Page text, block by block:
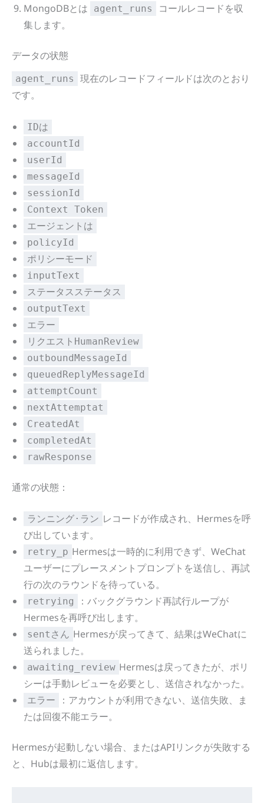
MongoDBとは
agent_runs
コールレコードを収
集します。
データの状態
agent_runs
現在のレコードフィールドは次のとおり
です。
IDは
accountId
userId
messageId
sessionId
Context Token
エージェントは
policyId
ポリシーモード
inputText
ステータスステータス
outputText
エラー
リクエストHumanReview
outboundMessageId
queuedReplyMessageId
attemptCount
nextAttemptat
CreatedAt
completedAt
rawResponse
通常の状態：
ランニング·ラン レコードが作成され、Hermesを呼
び出しています。
retry_p Hermesは一時的に利用できず、WeChat
ユーザーにプレースメントプロンプトを送信し、再試
行の次のラウンドを待っている。
retrying
：バックグラウンド再試行ループが
Hermesを再呼び出します。
sentさん Hermesが戻ってきて、結果はWeChatに
送られました。
awaiting_review Hermesは戻ってきたが、ポリ
シーは手動レビューを必要とし、送信されなかった。
エラー
：アカウントが利用できない、送信失敗、ま
たは回復不能エラー。
Hermesが起動しない場合、またはAPIリンクが失敗する
と、Hubは最初に返信します。